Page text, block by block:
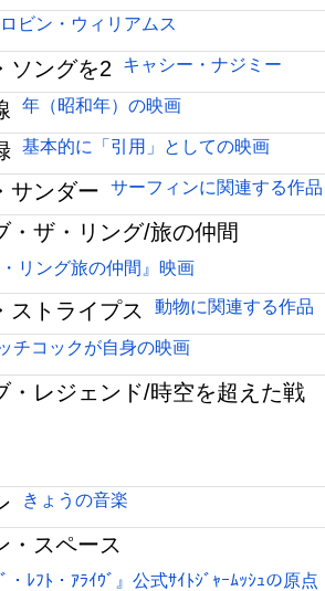
ロビン・ウィリアムス
ソングを2 キャシー・ナジミー
年（昭和年）の映画
基本的に「引用」としての映画
サンダー サーフィンに関連する作品
・ザ・リング/旅の仲間
リング旅の仲間』映画
ストライプス 動物に関連する作品
チコックが自身の映画
・レジェンド/時空を超えた戦
きょうの音楽
・スペース
・ﾚﾌﾄ・ｱﾗｲｳﾞ』公式ｻｲﾄｼﾞｬｰﾑｯｼｭの原点